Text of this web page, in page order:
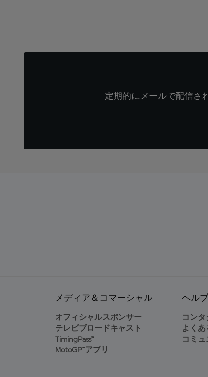
定期的にメールで配信さ
メディア＆コマーシャル
オフィシャルスポンサー
テレビブロードキャスト
TimingPass™
MotoGP™アプリ
ヘル
コンタ
よくあ
コミュ